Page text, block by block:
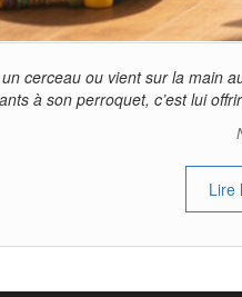
cerceau ou vient sur la main
à son perroquet, c’est lui
Lire